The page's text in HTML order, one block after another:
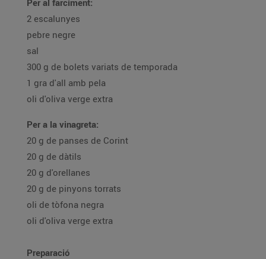
Per al farciment:
2 escalunyes
pebre negre
sal
300 g de bolets variats de temporada
1 gra d'all amb pela
oli d'oliva verge extra
Per a la vinagreta:
20 g de panses de Corint
20 g de dàtils
20 g d'orellanes
20 g de pinyons torrats
oli de tòfona negra
oli d'oliva verge extra
Preparació